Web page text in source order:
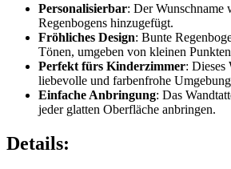
Personalisierbar: Der Wunschname
Regenbogens hinzugefügt.
Fröhliches Design: Bunte
Tönen, umgeben von kleinen
Perfekt fürs Kinderzimmer: Dieses
liebevolle und farbenfrohe
Einfache Anbringung: Das
jeder glatten Oberfläche anbringen.
Details: